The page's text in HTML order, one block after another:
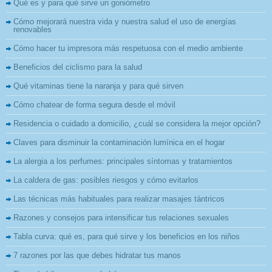
Qué es y para qué sirve un goniómetro
Cómo mejorará nuestra vida y nuestra salud el uso de energías
renovables
Cómo hacer tu impresora más respetuosa con el medio ambiente
Beneficios del ciclismo para la salud
Qué vitaminas tiene la naranja y para qué sirven
Cómo chatear de forma segura desde el móvil
Residencia o cuidado a domicilio, ¿cuál se considera la mejor opción?
Claves para disminuir la contaminación lumínica en el hogar
La alergia a los perfumes: principales síntomas y tratamientos
La caldera de gas: posibles riesgos y cómo evitarlos
Las técnicas más habituales para realizar masajes tántricos
Razones y consejos para intensificar tus relaciones sexuales
Tabla curva: qué es, para qué sirve y los beneficios en los niños
7 razones por las que debes hidratar tus manos